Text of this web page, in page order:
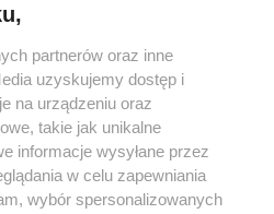
nie może być powielany i
w jakikolwiek sposób (w
na jakimkolwiek polu
włącznie z umieszczaniem w
praw. Jakiekolwiek użycie lub
lub w części z naruszeniem prawa,
pod groźbą kary i może być
partnerów oraz inne
uzyskujemy dostęp i
na urządzeniu oraz
takie jak unikalne
informacje wysyłane przez
w celu zapewniania
wybór spersonalizowanych